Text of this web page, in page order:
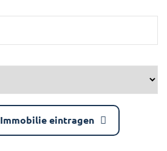
Immobilie eintragen